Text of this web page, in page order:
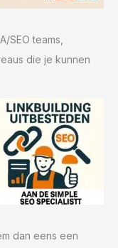
SEO teams,
die je kunnen
dan eens een